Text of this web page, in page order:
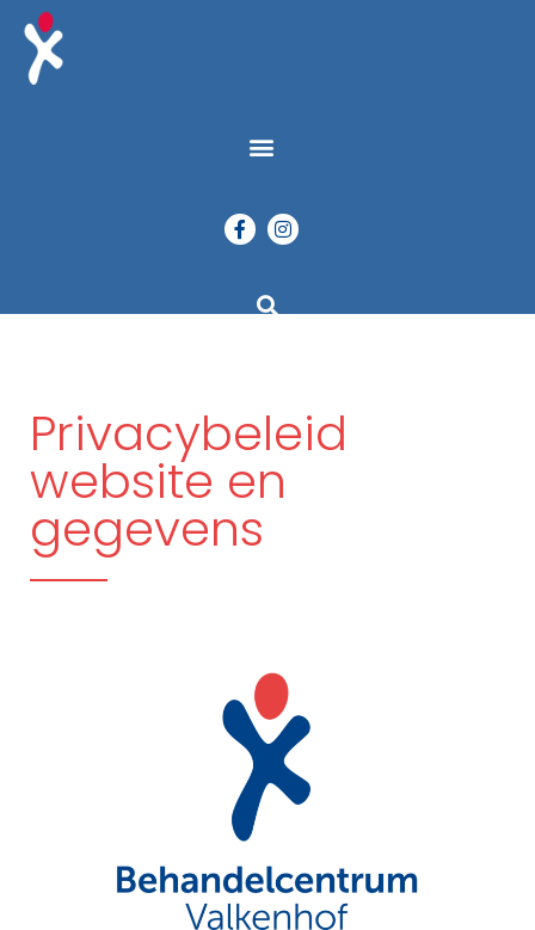
Privacybeleid
website en
gegevens